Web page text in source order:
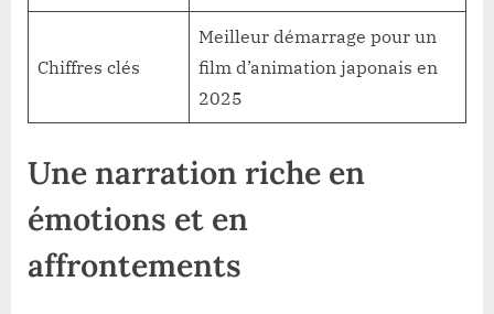
Chiffres clés
Meilleur démarrage pour un
film d’animation japonais en
2025
Une narration riche en
émotions et en
affrontements